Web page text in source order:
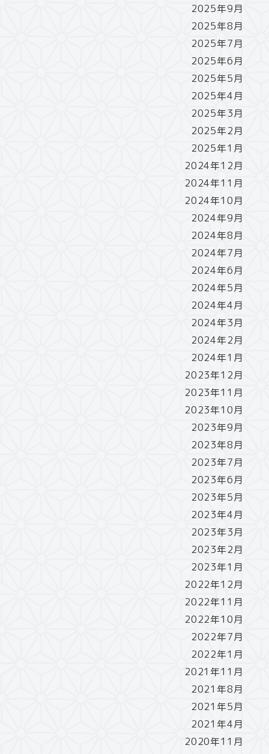
2025年9月
2025年8月
2025年7月
2025年6月
2025年5月
2025年4月
2025年3月
2025年2月
2025年1月
2024年12月
2024年11月
2024年10月
2024年9月
2024年8月
2024年7月
2024年6月
2024年5月
2024年4月
2024年3月
2024年2月
2024年1月
2023年12月
2023年11月
2023年10月
2023年9月
2023年8月
2023年7月
2023年6月
2023年5月
2023年4月
2023年3月
2023年2月
2023年1月
2022年12月
2022年11月
2022年10月
2022年7月
2022年1月
2021年11月
2021年8月
2021年5月
2021年4月
2020年11月